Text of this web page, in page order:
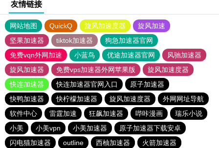
友情链接
网站地图 QuickQ 旋风加速度器
旋风加速
坚果加速器
tiktok加速器
狗急加速器官网
免费vqn外网加速
小蓝鸟 优途加速器官网
风驰加速器
旋风加速器
免费vps加速器外网苹果版
旋风加速度器
快连加速器
快连加速器官网入口
原子加速器
快鸭加速器
快柠檬加速器 旋风加速度器
外网网址导航
软件中心
雷霆加速 狂飙加速器 哔咔漫画
瑞乐小说
小美
小美vpn 小美加速器
原子加速器下载安卓
闪电猫加速器
outline 西柚加速器
火箭加速器